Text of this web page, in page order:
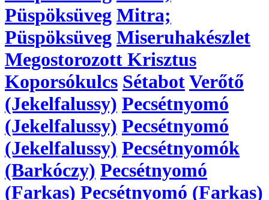
Püspöksüveg Mitra;
Püspöksüveg Miseruhakészlet
Megostorozott Krisztus
Koporsókulcs SétabotVerőtő
(Jekelfalussy) Pecsétnyomó
(Jekelfalussy) Pecsétnyomó
(Jekelfalussy) Pecsétnyomók
(Barkóczy) Pecsétnyomó
(Farkas) Pecsétnyomó (Farkas)